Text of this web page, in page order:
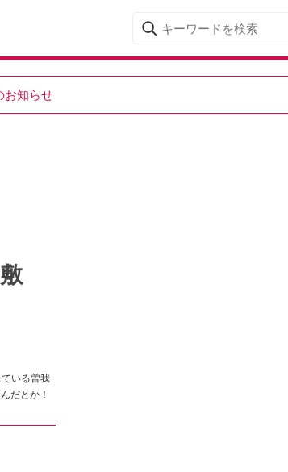
お知らせ
いる曽我
だとか！